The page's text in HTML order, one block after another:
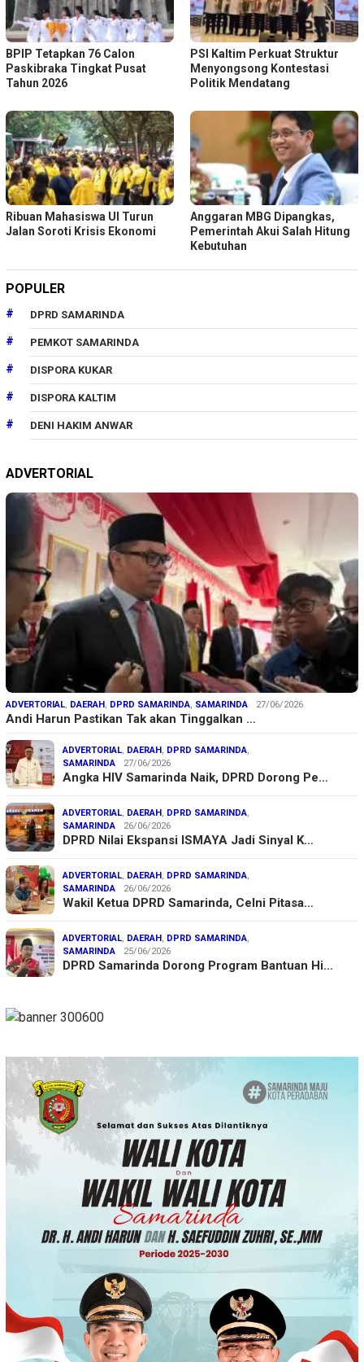
BPIP Tetapkan 76 Calon
Paskibraka Tingkat Pusat
Tahun 2026
PSI Kaltim Perkuat Struktur
Menyongsong Kontestasi
Politik Mendatang
Ribuan Mahasiswa UI Turun
Jalan Soroti Krisis Ekonomi
Anggaran MBG Dipangkas,
Pemerintah Akui Salah Hitung
Kebutuhan
POPULER
DPRD SAMARINDA
PEMKOT SAMARINDA
DISPORA KUKAR
DISPORA KALTIM
DENI HAKIM ANWAR
ADVERTORIAL
ADVERTORIAL, DAERAH , DPRD SAMARINDA, SAMARINDA 27/06/2026
Andi Harun Pastikan Tak akan Tinggalkan …
ADVERTORIAL, DAERAH , DPRD SAMARINDA,
SAMARINDA
27/06/2026
Angka HIV Samarinda Naik, DPRD Dorong Pe…
ADVERTORIAL, DAERAH , DPRD SAMARINDA,
SAMARINDA
26/06/2026
DPRD Nilai Ekspansi ISMAYA Jadi Sinyal K…
ADVERTORIAL, DAERAH , DPRD SAMARINDA,
SAMARINDA
26/06/2026
Wakil Ketua DPRD Samarinda, Celni Pitasa…
ADVERTORIAL, DAERAH , DPRD SAMARINDA,
SAMARINDA
25/06/2026
DPRD Samarinda Dorong Program Bantuan Hi…